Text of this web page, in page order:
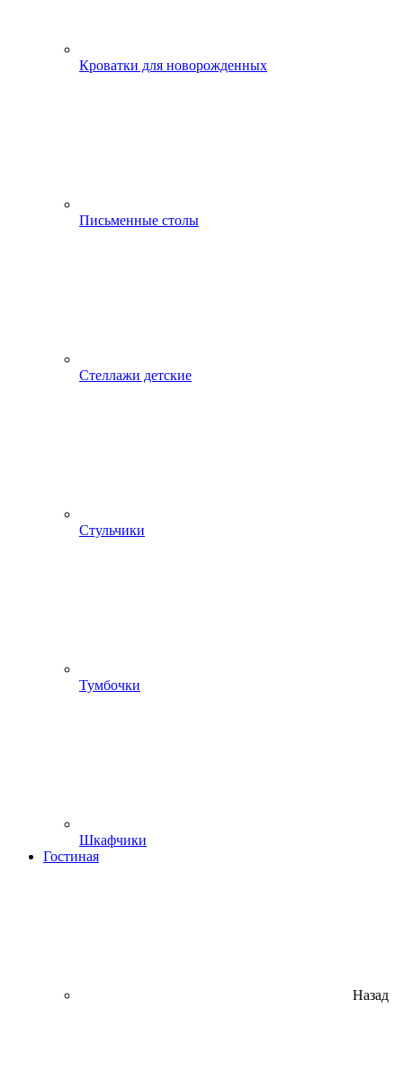
Кроватки для новорожденных
Письменные столы
Стеллажи детские
Стульчики
Тумбочки
Шкафчики
Гостиная
Назад